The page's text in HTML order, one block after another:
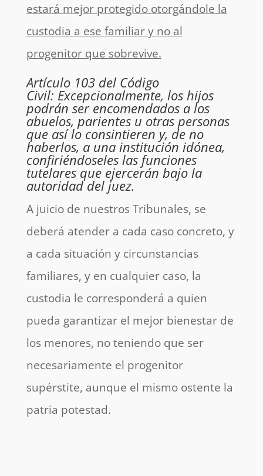
estará mejor protegido otorgándole la
custodia a ese familiar y no al
progenitor que sobrevive.
Artículo 103 del Código
Civil: Excepcionalmente, los hijos
podrán ser encomendados a los
abuelos, parientes u otras personas
que así lo consintieren y, de no
haberlos, a una institución idónea,
confiriéndoseles las funciones
tutelares que ejercerán bajo la
autoridad del juez.
A juicio de nuestros Tribunales, se
deberá atender a cada caso concreto, y
a cada situación y circunstancias
familiares, y en cualquier caso, la
custodia le corresponderá a quien
pueda garantizar el mejor bienestar de
los menores, no teniendo que ser
necesariamente el progenitor
supérstite, aunque el mismo ostente la
patria potestad.